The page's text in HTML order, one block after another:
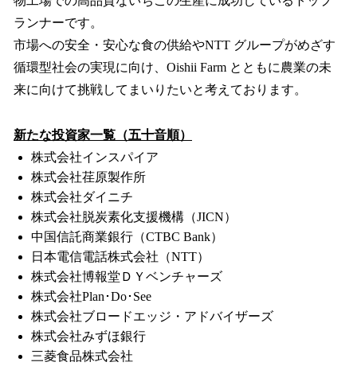
ランナーです。
市場への安全・安心な食の供給やNTT グループがめざす
循環型社会の実現に向け、Oishii Farm とともに農業の未
来に向けて挑戦してまいりたいと考えております。
新たな投資家一覧（五十音順）
株式会社インスパイア
株式会社荏原製作所
株式会社ダイニチ
株式会社脱炭素化支援機構（JICN）
中国信託商業銀行（CTBC Bank）
日本電信電話株式会社（NTT）
株式会社博報堂ＤＹベンチャーズ
株式会社Plan･Do･See
株式会社ブロードエッジ・アドバイザーズ
株式会社みずほ銀行
三菱食品株式会社